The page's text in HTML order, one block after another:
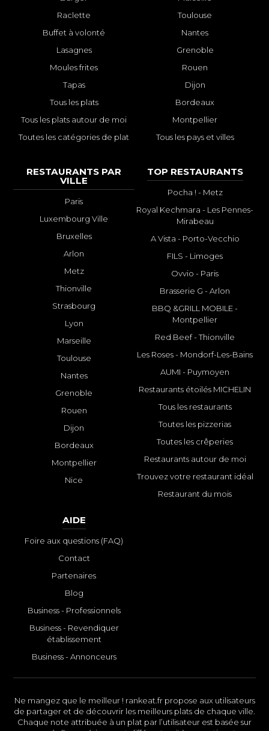
Raclette
Buffet à volonté
Lasagnes
Moules frites
Tapas
Tous les plats
Tous les plats autour de moi
Toutes les catégories de plat
Toulouse
Nantes
Grenoble
Rouen
Dijon
Bordeaux
Montpellier
Tous les pays et villes
RESTAURANTS PAR
VILLE
Paris
Luxembourg Ville
Bruxelles
Arlon
Metz
Thionville
Strasbourg
Lyon
Marseille
Toulouse
Nantes
Grenoble
Rouen
Dijon
Bordeaux
Montpellier
Nice
TOP RESTAURANTS
Pocha ! - Metz
Royal Kechmara - Les Pennes-
Mirabeau
A Vista - Porto-Vecchio
FILS - Limoges
Ovvio - Paris
Brasserie G - Arlon
BBQ &GRILL MOBILE -
Montpellier
Red Beef - Thionville
Les Roses - Mondorf-Les-Bains
AUMI - Puymoyen
Restaurants étoilés MICHELIN
Tous les restaurants
Toutes les pizzerias
Toutes les crêperies
Restaurants autour de moi
Trouvez votre restaurant idéal
Restaurant du mois
AIDE
Foire aux questions (FAQ)
Contact
Partenaires
Blog
Business - Professionnels
Business - Revendiquer
établissement
Business - Annonceurs
Ne mangez que le meilleur ! rankeat.fr propose aux utilisateurs
de partager et de découvrir les meilleurs plats de chaque ville.
Chaque note attribuée à un plat par l’utilisateur est basée sur